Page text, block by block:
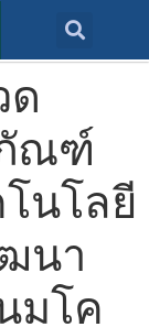
ด
ณฑ์
นโลยี
นา
มโค